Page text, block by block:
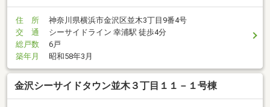
住 所
神奈川県横浜市金沢区並木3丁目9番4号
交 通
シーサイドライン 幸浦駅 徒歩4分
総戸数
6戸
築年月
昭和58年3月
金沢シーサイドタウン並木３丁目１１－１号棟